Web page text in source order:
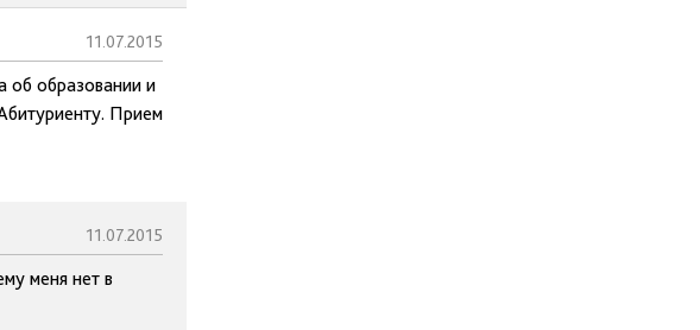
11.07.2015
об образовании и
Прием
11.07.2015
меня нет в